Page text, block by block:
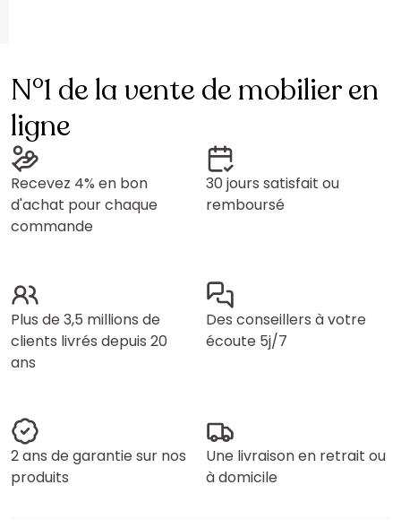
N°1 de la vente de mobilier en
ligne
Recevez 4% en bon
d'achat pour chaque
commande
30 jours satisfait ou
remboursé
Plus de 3,5 millions de
clients livrés depuis 20
ans
Des conseillers à votre
écoute 5j/7
2 ans de garantie sur nos
produits
Une livraison en retrait ou
à domicile